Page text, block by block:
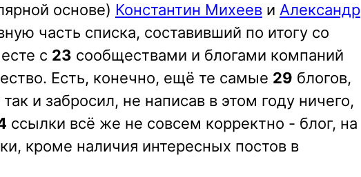
основе) Константин Михеев и Александр
часть списка, составивший по итогу со
с 23 сообществами и блогами компаний
Есть, конечно, ещё те самые 29 блогов,
и забросил, не написав в этом году ничего,
ссылки всё же не совсем корректно - блог, на
кроме наличия интересных постов в